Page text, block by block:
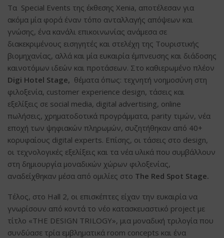
Τα Special Events της έκθεσης Xenia, αποτέλεσαν για
ακόμα μία φορά έναν τόπο ανταλλαγής απόψεων και
γνώσης, ένα κανάλι επικοινωνίας ανάμεσα σε
διακεκριμένους εισηγητές και στελέχη της Tουριστικής
βιομηχανίας, αλλά και μία ευκαιρία έμπνευσης και διάδοσης
καινοτόμων ιδεών και προτάσεων. Στο καθιερωμένο πλέον
Digi Hotel Stage, θέματα όπως: τεχνητή νοημοσύνη στη
φιλοξενία, customer experience design, τάσεις και
εξελίξεις σε social media, digital advertising, online
πωλήσεις, χρηματοδοτικά προγράμματα, parity τιμών, νέα
εποχή των ψηφιακών πληρωμών, συζητήθηκαν από 40+
κορυφαίους digital experts. Eπίσης, οι τάσεις στο design,
οι τεχνολογικές εξελίξεις και τα νέα υλικά που συμβάλλουν
στη δημιουργία μοναδικών χώρων φιλοξενίας,
αναδείχθηκαν μέσα από ομιλίες στο The Red Spot Stage.
Τέλος, στο Hall 2, οι επισκέπτες είχαν την ευκαιρία να
γνωρίσουν από κοντά το νέο κατασκευαστικό project με
τίτλο «THE DESIGN TRILOGY», μια μοναδική τριλογία που
συνδύασε τρία εμβληματικά room concepts και ένα